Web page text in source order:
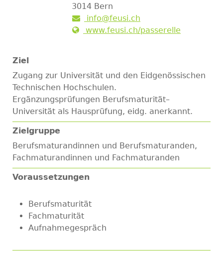
3014 Bern
info@feusi.ch
www.feusi.ch/passerelle
Ziel
Zugang zur Universität und den Eidgenössischen
Technischen Hochschulen.
Ergänzungsprüfungen Berufsmaturität–
Universität als Hausprüfung, eidg. anerkannt.
Zielgruppe
Berufsmaturandinnen und Berufsmaturanden,
Fachmaturandinnen und Fachmaturanden
Voraussetzungen
Berufsmaturität
Fachmaturität
Aufnahmegespräch